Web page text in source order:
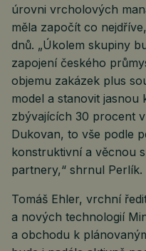
úrovni vrcholových
měla započít co
dnů. „Úkolem skupiny
zapojení českého
objemu zakázek plus
model a stanovit
zbývajících 30 procent
Dukovan, to vše podle
konstruktivní a věcnou
partnery,“ shrnul Perlík.
Tomáš Ehler, vrchní
a nových technologií
a obchodu k